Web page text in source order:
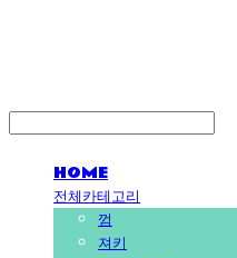
HOME
전체카테고리
껌
져키